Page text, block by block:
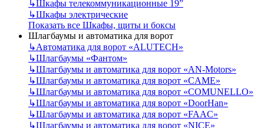
↳Шкафы телекоммуникационные 19”
↳Шкафы электрические
Показать все Шкафы, щиты и боксы
Шлагбаумы и автоматика для ворот
↳Автоматика для ворот «ALUTECH»
↳Шлагбаумы «Фантом»
↳Шлагбаумы и автоматика для ворот «AN-Motors»
↳Шлагбаумы и автоматика для ворот «CAME»
↳Шлагбаумы и автоматика для ворот «COMUNELLO»
↳Шлагбаумы и автоматика для ворот «DoorHan»
↳Шлагбаумы и автоматика для ворот «FAAC»
↳Шлагбаумы и автоматика для ворот «NICE»